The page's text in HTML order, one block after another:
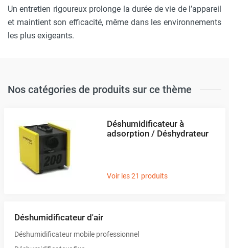
Un entretien rigoureux prolonge la durée de vie de l’appareil
et maintient son efficacité, même dans les environnements
les plus exigeants.
Nos catégories de produits sur ce thème
Déshumidificateur à
adsorption / Déshydrateur
Voir les 21 produits
Déshumidificateur d'air
Déshumidificateur mobile professionnel